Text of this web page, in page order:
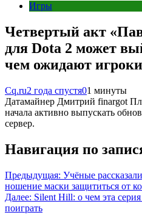
Игры
Четвертый акт
для Dota 2 может
чем ожидают игроки
Cq.ru2 года спустя01 минуты
Датамайнер Дмитрий finargot
начала активно выпускать
сервер.
Навигация по
Предыдущая: Учёные
ношение маски защититься от
Далее: Silent Hill: о чем эта
поиграть